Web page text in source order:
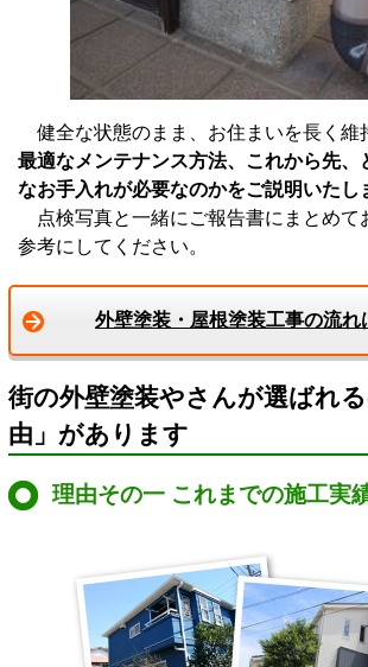
健全な状態のまま、お住まいを長く維
最適なメンテナンス方法、これから先、
なお手入れが必要なのかをご説明いたし
点検写真と一緒にご報告書にまとめて
参考にしてください。
外壁塗装・屋根塗装工事の流れ
街の外壁塗装やさんが選ばれ
由」があります
理由その一 これまでの施工実